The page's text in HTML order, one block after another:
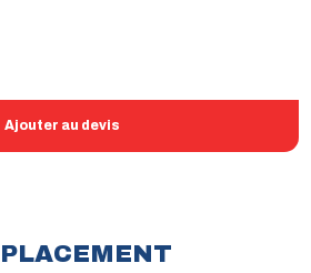
Ajouter au devis